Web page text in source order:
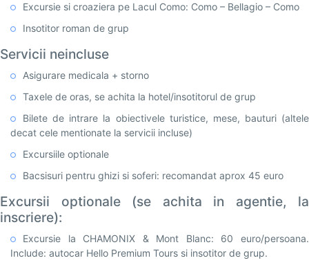
Excursie si croaziera pe Lacul Como: Como – Bellagio – Como
Insotitor roman de grup
Servicii neincluse
Asigurare medicala + storno
Taxele de oras, se achita la hotel/insotitorul de grup
Bilete de intrare la obiectivele turistice, mese, bauturi (altele
decat cele mentionate la servicii incluse)
Excursiile optionale
Bacsisuri pentru ghizi si soferi: recomandat aprox 45 euro
Excursii optionale (se achita in agentie, la
inscriere):
Excursie la CHAMONIX & Mont Blanc: 60 euro/persoana.
Include: autocar Hello Premium Tours si insotitor de grup.